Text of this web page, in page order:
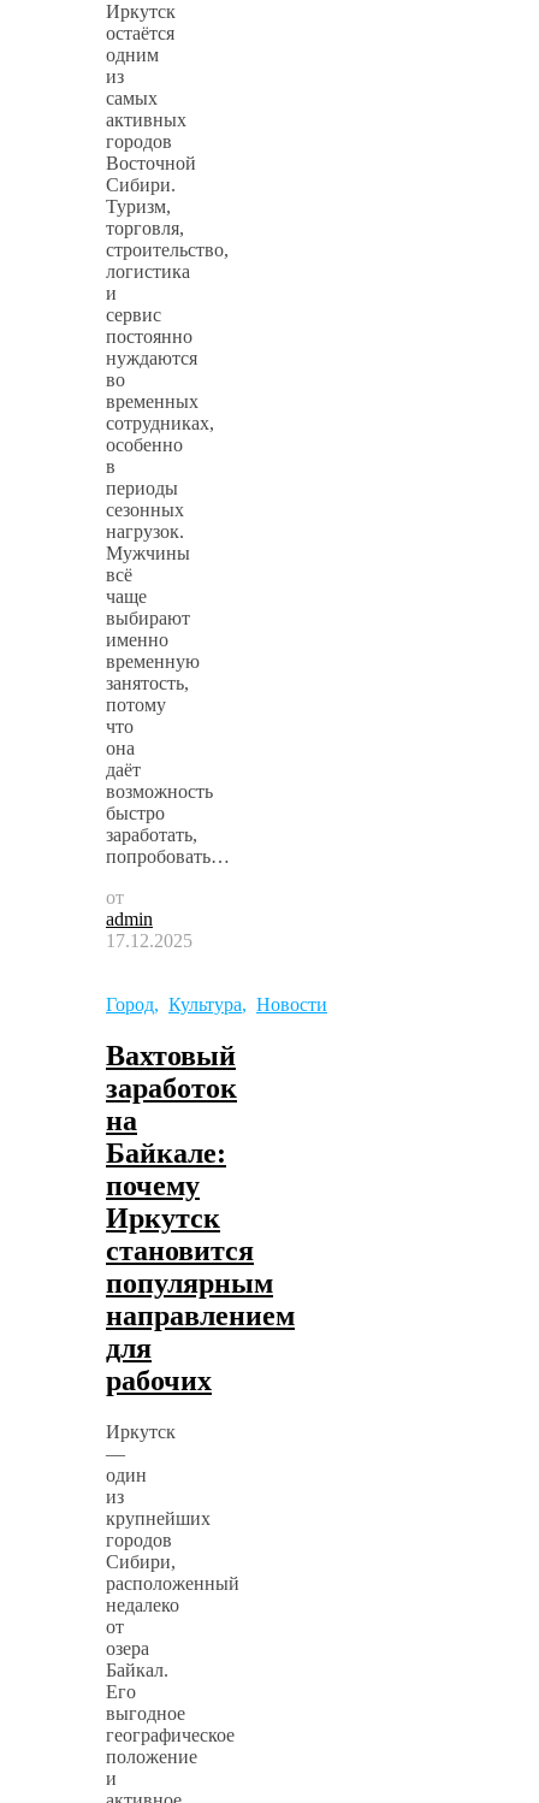
Иркутск
остаётся
одним
из
самых
активных
городов
Восточной
Сибири.
Туризм,
торговля,
строительство,
логистика
и
сервис
постоянно
нуждаются
во
временных
сотрудниках,
особенно
в
периоды
сезонных
нагрузок.
Мужчины
всё
чаще
выбирают
именно
временную
занятость,
потому
что
она
даёт
возможность
быстро
заработать,
попробовать…
от
admin
17.12.2025
Город, Культура, Новости
Вахтовый
заработок
на
Байкале:
почему
Иркутск
становится
популярным
направлением
для
рабочих
Иркутск
—
один
из
крупнейших
городов
Сибири,
расположенный
недалеко
от
озера
Байкал.
Его
выгодное
географическое
положение
и